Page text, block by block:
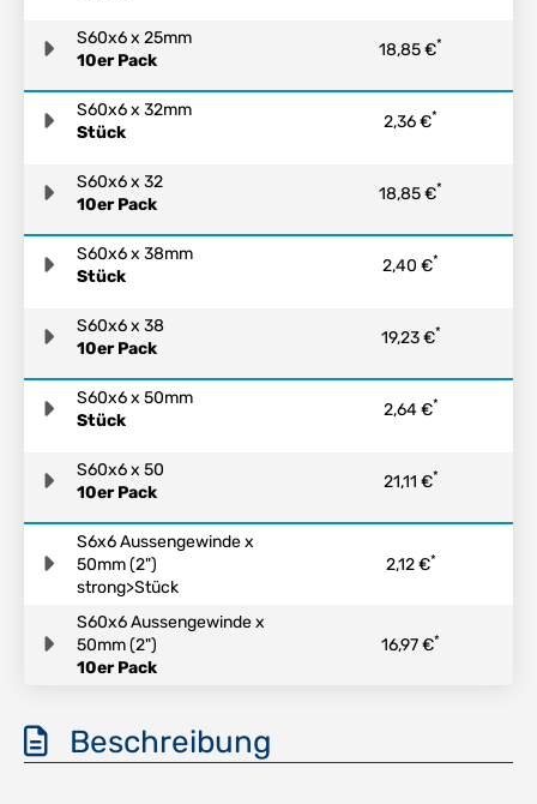
S60x6 x 25mm
10er Pack
18,85 €*
S60x6 x 32mm
Stück
2,36 €*
S60x6 x 32
10er Pack
18,85 €*
S60x6 x 38mm
Stück
2,40 €*
S60x6 x 38
10er Pack
19,23 €*
S60x6 x 50mm
Stück
2,64 €*
S60x6 x 50
10er Pack
21,11 €*
S6x6 Aussengewinde x
50mm (2")
strong>Stück
2,12 €*
S60x6 Aussengewinde x
50mm (2")
10er Pack
16,97 €*
Beschreibung